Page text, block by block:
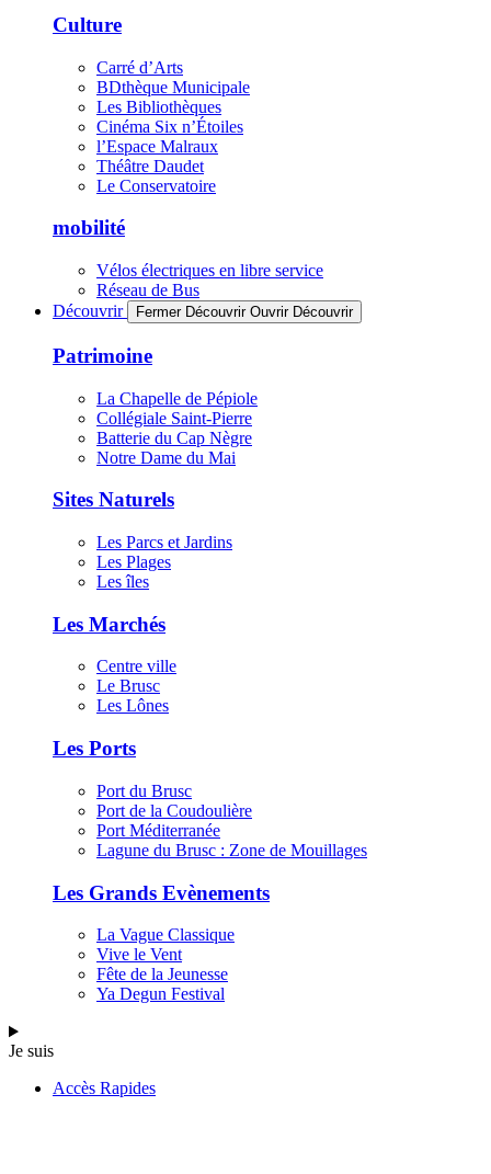
Culture
Carré d’Arts
BDthèque Municipale
Les Bibliothèques
Cinéma Six n’Étoiles
l’Espace Malraux
Théâtre Daudet
Le Conservatoire
mobilité
Vélos électriques en libre service
Réseau de Bus
Découvrir
Fermer Découvrir Ouvrir Découvrir
Patrimoine
La Chapelle de Pépiole
Collégiale Saint-Pierre
Batterie du Cap Nègre
Notre Dame du Mai
Sites Naturels
Les Parcs et Jardins
Les Plages
Les îles
Les Marchés
Centre ville
Le Brusc
Les Lônes
Les Ports
Port du Brusc
Port de la Coudoulière
Port Méditerranée
Lagune du Brusc : Zone de Mouillages
Les Grands Evènements
La Vague Classique
Vive le Vent
Fête de la Jeunesse
Ya Degun Festival
Je suis
Accès Rapides